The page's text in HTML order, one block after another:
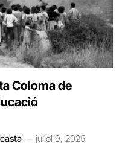
Coloma de
juliol 9, 2025